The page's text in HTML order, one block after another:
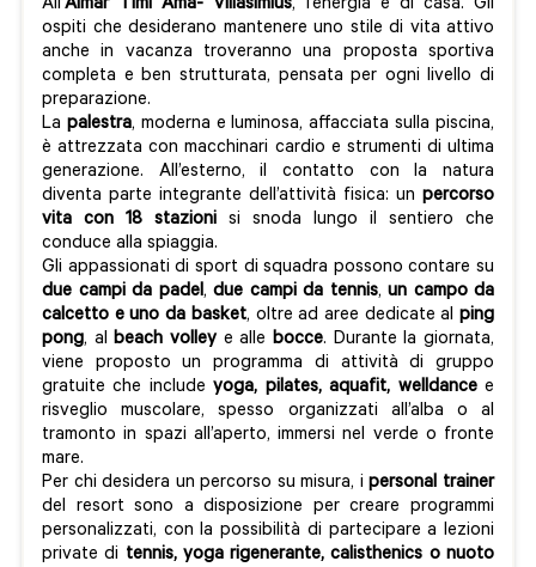
All’Almar Timi Ama- Villasimius, l’energia è di casa. Gli
ospiti che desiderano mantenere uno stile di vita attivo
anche in vacanza troveranno una proposta sportiva
completa e ben strutturata, pensata per ogni livello di
preparazione.
La palestra, moderna e luminosa, affacciata sulla piscina,
è attrezzata con macchinari cardio e strumenti di ultima
generazione. All’esterno, il contatto con la natura
diventa parte integrante dell’attività fisica: un percorso
vita con 18 stazioni si snoda lungo il sentiero che
conduce alla spiaggia.
Gli appassionati di sport di squadra possono contare su
due campi da padel, due campi da tennis, un campo da
calcetto e uno da basket, oltre ad aree dedicate al ping
pong, albeach volleye allebocce. Durante la giornata,
viene proposto un programma di attività di gruppo
gratuite che includeyoga, pilates, aquafit, welldancee
risveglio muscolare, spesso organizzati all’alba o al
tramonto in spazi all’aperto, immersi nel verde o fronte
mare.
Per chi desidera un percorso su misura, i personal trainer
del resort sono a disposizione per creare programmi
personalizzati, con la possibilità di partecipare a lezioni
private di tennis, yoga rigenerante, calisthenics o nuoto